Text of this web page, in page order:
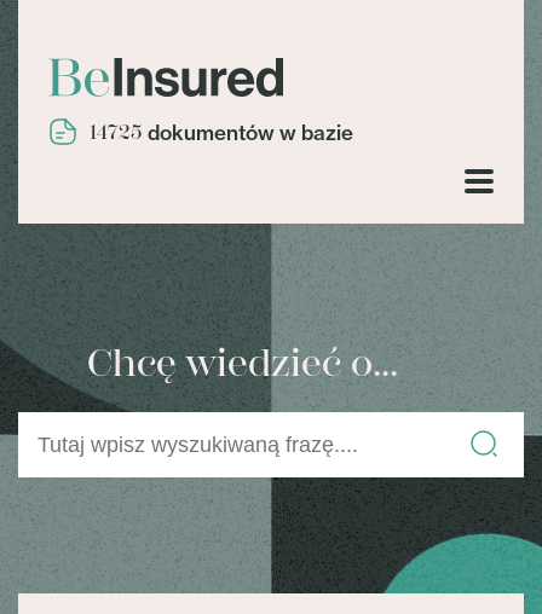
14725 dokumentów w bazie
Chcę wiedzieć o...